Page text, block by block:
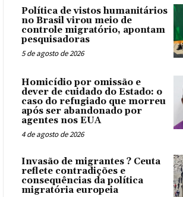
Política de vistos humanitários
no Brasil virou meio de
controle migratório, apontam
pesquisadoras
5 de agosto de 2026
Homicídio por omissão e
dever de cuidado do Estado: o
caso do refugiado que morreu
após ser abandonado por
agentes nos EUA
4 de agosto de 2026
Invasão de migrantes ? Ceuta
reflete contradições e
consequências da política
migratória europeia